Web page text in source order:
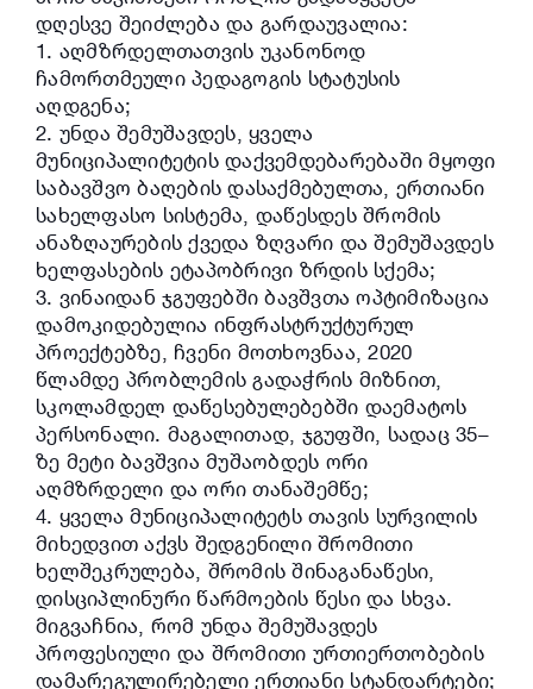
დღესვე შეიძლება და გარდაუვალია:
1. აღმზრდელთათვის უკანონოდ
ჩამორთმეული პედაგოგის სტატუსის
აღდგენა;
2. უნდა შემუშავდეს, ყველა
მუნიციპალიტეტის დაქვემდებარებაში მყოფი
საბავშვო ბაღების დასაქმებულთა, ერთიანი
სახელფასო სისტემა, დაწესდეს შრომის
ანაზღაურების ქვედა ზღვარი და შემუშავდეს
ხელფასების ეტაპობრივი ზრდის სქემა;
3. ვინაიდან ჯგუფებში ბავშვთა ოპტიმიზაცია
დამოკიდებულია ინფრასტრუქტურულ
პროექტებზე, ჩვენი მოთხოვნაა, 2020
წლამდე პრობლემის გადაჭრის მიზნით,
სკოლამდელ დაწესებულებებში დაემატოს
პერსონალი. მაგალითად, ჯგუფში, სადაც 35–
ზე მეტი ბავშვია მუშაობდეს ორი
აღმზრდელი და ორი თანაშემწე;
4. ყველა მუნიციპალიტეტს თავის სურვილის
მიხედვით აქვს შედგენილი შრომითი
ხელშეკრულება, შრომის შინაგანაწესი,
დისციპლინური წარმოების წესი და სხვა.
მიგვაჩნია, რომ უნდა შემუშავდეს
პროფესიული და შრომითი ურთიერთობების
დამარეგულირებელი ერთიანი სტანდარტები;